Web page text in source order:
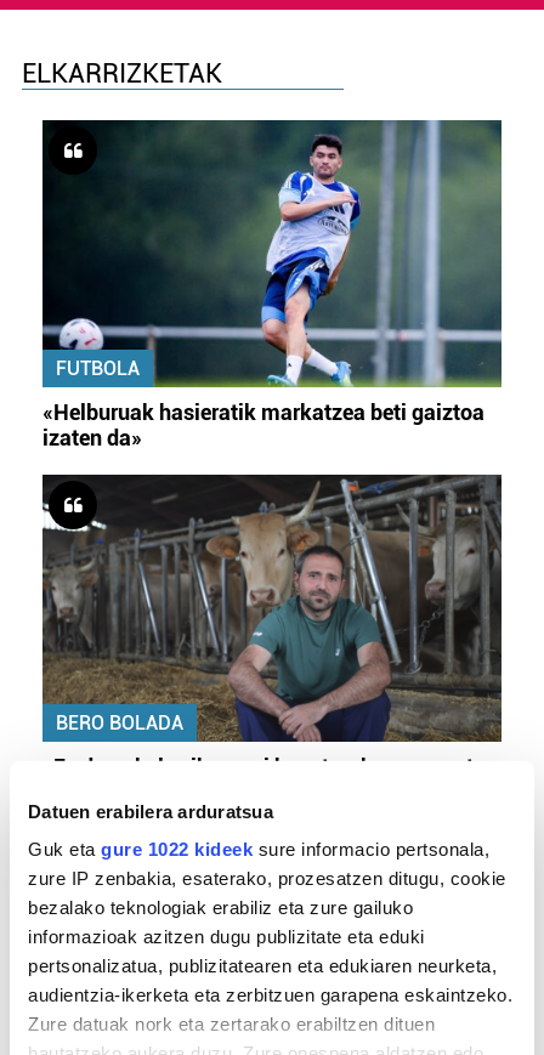
Datuen erabilera arduratsua
Guk eta gure 1022 kideek sure informacio pertsonala,
zure IP zenbakia, esaterako, prozesatzen ditugu, cookie
bezalako teknologiak erabiliz eta zure gailuko
informazioak azitzen dugu publizitate eta eduki
pertsonalizatua, publizitatearen eta edukiaren neurketa,
audientzia-ikerketa eta zerbitzuen garapena eskaintzeko.
Zure datuak nork eta zertarako erabiltzen dituen
ELKARRIZKETAK
FUTBOLA
«Helburuak hasieratik markatzea beti gaiztoa
izaten da»
BERO BOLADA
«Ez dago belarrik; garai honetarako oso erreta